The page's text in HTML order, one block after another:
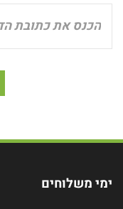
ימי משלוחים